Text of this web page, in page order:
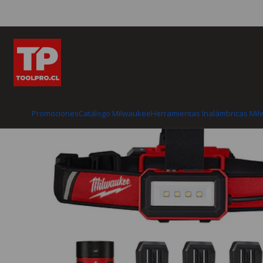
PromocionesCatálogo MilwaukeeHerramientas Inalámbricas
Herramientas